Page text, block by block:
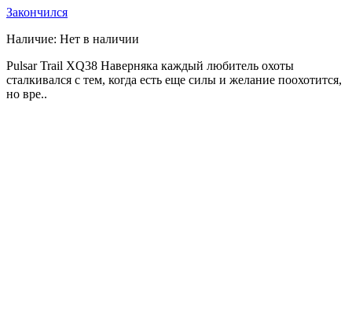
Закончился
Наличие: Нет в наличии
Pulsar Trail XQ38 Наверняка каждый любитель охоты
сталкивался с тем, когда есть еще силы и желание поохотится,
но вре..